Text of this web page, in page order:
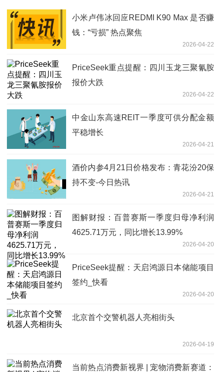
小米卢伟冰回应REDMI K90 Max 是否赚
钱：“亏损” 热点聚焦
2026-04-22
PriceSeek重点提醒：四川玉龙三聚氰胺
报价大跌
2026-04-22
中金山东高速REIT一季度可供分配金额
平稳增长
2026-04-21
酒价内参4月21日价格发布：青花汾20保
持不变-今日热讯
2026-04-21
图解财报：百普赛斯一季度归母净利润
4625.71万元，同比增长13.99%
2026-04-20
PriceSeek提醒：天启鸿源日本储能项目
签约_快看
2026-04-20
北京首个交警机器人亮相街头
2026-04-19
当前热点消费新视界 | 宠物消费新赛道：